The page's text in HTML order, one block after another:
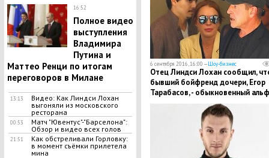
16:52
Полное видео
выступления
Владимира
Путина и
Маттео Ренци по итогам
переговоров в Милане
13:13
Видео: Как Линдси Лохан
выгоняли из московского
ресторана
00:53
Матч "Ювентус"-"Барселона":
Обзор и видео всех голов
21:51
Как обстреливали Горловку:
в момент съёмки прилетела
мина
6 сентября 2016, 16:00 —Шоу-бизнес
Отец Линдси Лохан сообщил,
бывший бойфренд дочери, Егор
Тарабасов, - обыкновенный